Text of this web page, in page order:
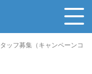
ッフ募集（キャンペーンコ